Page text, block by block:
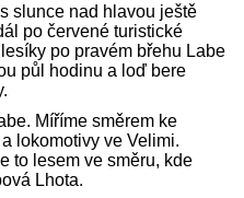
slunce nad hlavou ještě
po červené turistické
po pravém břehu Labe
půl hodinu a loď bere
Míříme směrem ke
lokomotivy ve Velimi.
to lesem ve směru, kde
Lhota.